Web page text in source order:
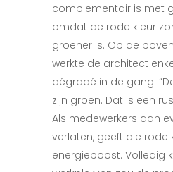
complementair is met
omdat de rode kleur
groener is. Op de
werkte de architect
dégradé in de gang.
zijn groen. Dat is een
Als medewerkers dan
verlaten, geeft die rode
energieboost. Volledig